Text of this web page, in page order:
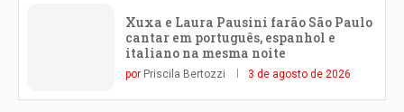
Xuxa e Laura Pausini farão São Paulo
cantar em português, espanhol e
italiano na mesma noite
por Priscila Bertozzi 3 de agosto de 2026